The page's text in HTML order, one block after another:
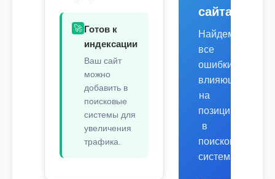
🚀 Готов к
индексации
Ваш сайт
можно
добавить в
поисковые
системы для
увеличения
трафика.
сайта
Найдем
все
ошибки,
влияющие
на
позиции
в
поисковых
системах.